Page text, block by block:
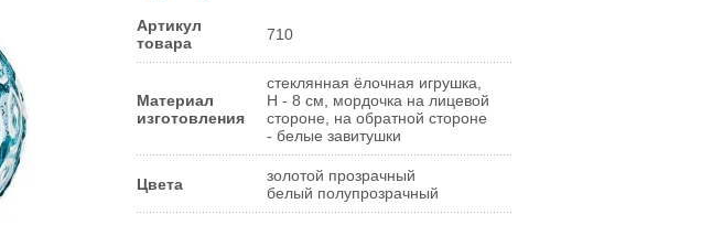
Артикул
товара
710
Материал
изготовления
стеклянная ёлочная игрушка,
H - 8 cм, мордочка на лицевой
стороне, на обратной стороне
- белые завитушки
Цвета
золотой прозрачный
белый полупрозрачный